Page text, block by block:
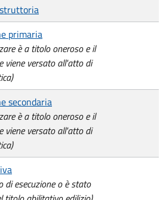
primaria
è a titolo oneroso e il
viene versato all'atto di
secondaria
è a titolo oneroso e il
viene versato all'atto di
di esecuzione o è stato